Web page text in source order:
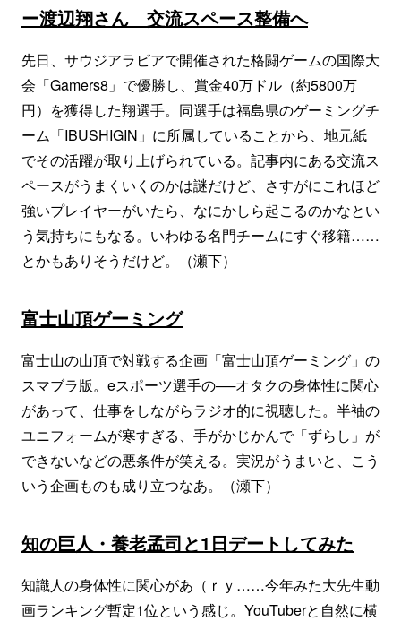
ー渡辺翔さん 交流スペース整備へ
先日、サウジアラビアで開催された格闘ゲームの国際大
会「Gamers8」で優勝し、賞金40万ドル（約5800万
円）を獲得した翔選手。同選手は福島県のゲーミングチ
ーム「IBUSHIGIN」に所属していることから、地元紙
でその活躍が取り上げられている。記事内にある交流ス
ペースがうまくいくのかは謎だけど、さすがにこれほど
強いプレイヤーがいたら、なにかしら起こるのかなとい
う気持ちにもなる。いわゆる名門チームにすぐ移籍……
とかもありそうだけど。（瀬下）
富士山頂ゲーミング
富士山の山頂で対戦する企画「富士山頂ゲーミング」の
スマブラ版。eスポーツ選手の──オタクの身体性に関心
があって、仕事をしながらラジオ的に視聴した。半袖の
ユニフォームが寒すぎる、手がかじかんで「ずらし」が
できないなどの悪条件が笑える。実況がうまいと、こう
いう企画ものも成り立つなあ。（瀬下）
知の巨人・養老孟司と1日デートしてみた
知識人の身体性に関心があ（ｒｙ……今年みた大先生動
画ランキング暫定1位という感じ。YouTuberと自然に横